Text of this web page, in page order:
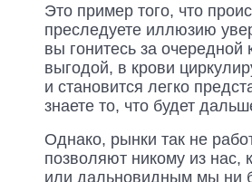
Это пример того, что
преследуете иллюзию
вы гонитесь за очередной
выгодой, в крови
и становится легко
знаете то, что будет
Однако, рынки так не
позволяют никому из
или дальновидным мы ни